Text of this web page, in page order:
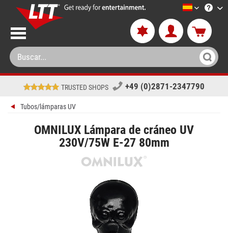
LTT-
TRUSTED SHOPS +49 (0)2871-2347790
Tubos/lámparas UV
OMNILUX Lámpara de cráneo UV
230V/75W E-27 80mm